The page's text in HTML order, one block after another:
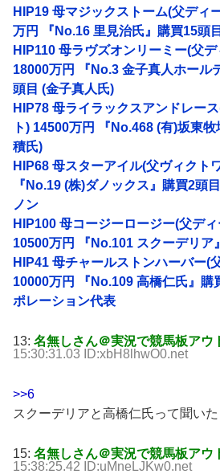
HIP19 母マジックストーム(父ディ
万円 『No.16 里見治氏』購買15
HIP110 母ラヴズオンリーミー(父
18000万円 『No.3 金子真人ホール
頭目 (金子真人氏)
HIP78 母ライラックスアンドレー
ト) 14500万円 『No.468 (有)坂東
積氏)
HIP68 母スターアイル(父ヴィクト
『No.19 (株)ダノックス』購買2頭
ノン
HIP100 母コージーロージー(父デ
10500万円 『No.101 スクーデリア
HIP41 母チャールストンハーバー(
10000万円 『No.109 高橋仁氏』購
ポレーション代表
13: 名無しさん＠実況で競馬板アウ
15:30:31.03 ID:xbH8lhwO0.net
>>6
スクーデリアと高橋仁氏って聞い
15: 名無しさん＠実況で競馬板アウ
15:38:25.42 ID:uMneLJKw0.net